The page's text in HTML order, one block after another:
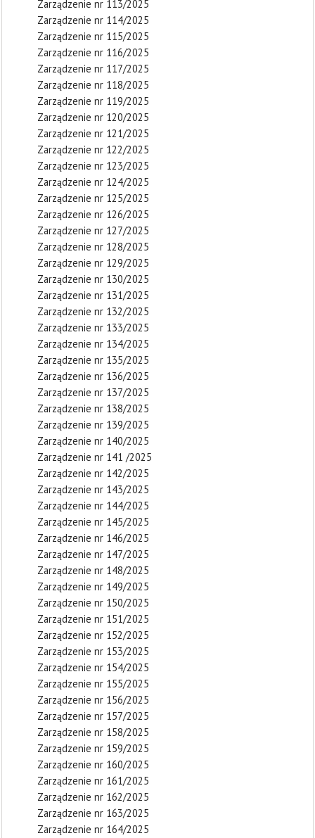
Zarządzenie nr 113/2025
Zarządzenie nr 114/2025
Zarządzenie nr 115/2025
Zarządzenie nr 116/2025
Zarządzenie nr 117/2025
Zarządzenie nr 118/2025
Zarządzenie nr 119/2025
Zarządzenie nr 120/2025
Zarządzenie nr 121/2025
Zarządzenie nr 122/2025
Zarządzenie nr 123/2025
Zarządzenie nr 124/2025
Zarządzenie nr 125/2025
Zarządzenie nr 126/2025
Zarządzenie nr 127/2025
Zarządzenie nr 128/2025
Zarządzenie nr 129/2025
Zarządzenie nr 130/2025
Zarządzenie nr 131/2025
Zarządzenie nr 132/2025
Zarządzenie nr 133/2025
Zarządzenie nr 134/2025
Zarządzenie nr 135/2025
Zarządzenie nr 136/2025
Zarządzenie nr 137/2025
Zarządzenie nr 138/2025
Zarządzenie nr 139/2025
Zarządzenie nr 140/2025
Zarządzenie nr 141 /2025
Zarządzenie nr 142/2025
Zarządzenie nr 143/2025
Zarządzenie nr 144/2025
Zarządzenie nr 145/2025
Zarządzenie nr 146/2025
Zarządzenie nr 147/2025
Zarządzenie nr 148/2025
Zarządzenie nr 149/2025
Zarządzenie nr 150/2025
Zarządzenie nr 151/2025
Zarządzenie nr 152/2025
Zarządzenie nr 153/2025
Zarządzenie nr 154/2025
Zarządzenie nr 155/2025
Zarządzenie nr 156/2025
Zarządzenie nr 157/2025
Zarządzenie nr 158/2025
Zarządzenie nr 159/2025
Zarządzenie nr 160/2025
Zarządzenie nr 161/2025
Zarządzenie nr 162/2025
Zarządzenie nr 163/2025
Zarządzenie nr 164/2025